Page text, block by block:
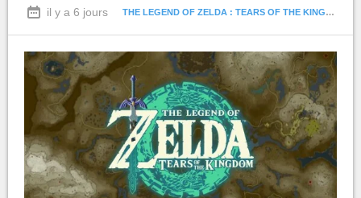
il y a 6 jours THE LEGEND OF ZELDA : TEARS OF THE KINGDOM